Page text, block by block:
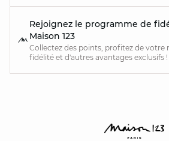
Rejoignez le programme de
Maison 123
Collectez des points, profitez de votre
fidélité et d'autres avantages exclusifs !